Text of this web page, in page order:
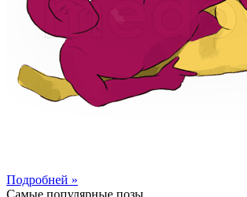
Подробней »